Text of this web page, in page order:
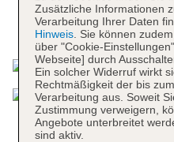
Das bietet Ihre
Zusätzliche Informationen
Verarbeitung Ihrer Daten
Hinweis. Sie können
über "Cookie-
Webseite] durch
Ein solcher Widerruf wirkt
Rechtmäßigkeit der bis
Verarbeitung aus. Soweit
Zustimmung verweigern,
Angebote unterbreitet
sind aktiv.